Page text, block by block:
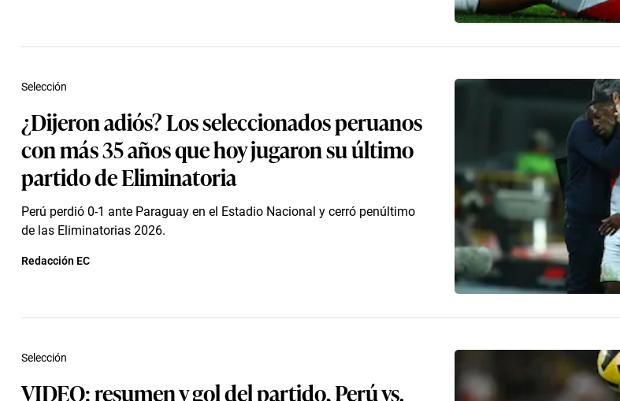
¿Dijeron adiós? Los seleccionados peruanos
con más 35 años que hoy jugaron su último
partido de Eliminatoria
Perú perdió 0-1 ante Paraguay en el Estadio Nacional y cerró penúltimo
de las Eliminatorias 2026.
Selección
Redacción EC
VIDEO: resumen y gol del partido, Perú vs.
Selección